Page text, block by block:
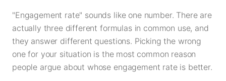
"Engagement rate" sounds like one number. There are
actually three different formulas in common use, and
they answer different questions. Picking the wrong
one for your situation is the most common reason
people argue about whose engagement rate is better.